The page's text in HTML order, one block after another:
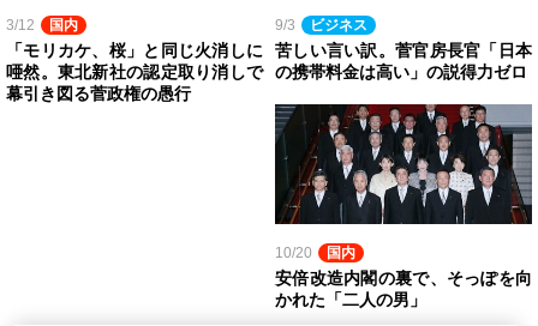
3/12 国内
「モリカケ、桜」と同じ火消しに
唖然。東北新社の認定取り消しで
幕引き図る菅政権の愚行
9/3 ビジネス
苦しい言い訳。菅官房長官「日本
の携帯料金は高い」の説得力ゼロ
10/20 国内
安倍改造内閣の裏で、そっぽを向
かれた「二人の男」